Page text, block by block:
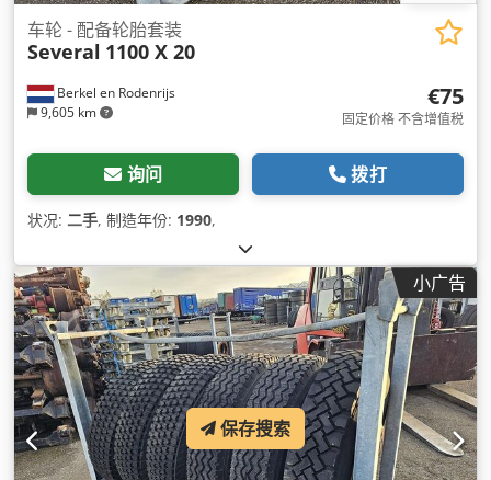
Berkel en Rodenrijs
9,605 km
车轮 - 配备轮胎套装
Several 1100 X 20
€75
固定价格 不含增值税
询问 拨打
状况: 二手, 制造年份: 1990,
小广告
保存搜索